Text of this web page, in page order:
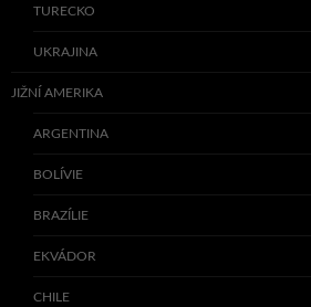
TURECKO
UKRAJINA
JIŽNÍ AMERIKA
ARGENTINA
BOLÍVIE
BRAZÍLIE
EKVÁDOR
CHILE